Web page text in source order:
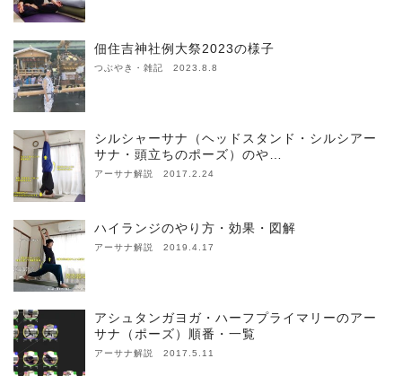
佃住吉神社例大祭2023の様子
つぶやき・雑記 2023.8.8
シルシャーサナ（ヘッドスタンド・シルシアー
サナ・頭立ちのポーズ）のや…
アーサナ解説 2017.2.24
ハイランジのやり方・効果・図解
アーサナ解説 2019.4.17
アシュタンガヨガ・ハーフプライマリーのアー
サナ（ポーズ）順番・一覧
アーサナ解説 2017.5.11